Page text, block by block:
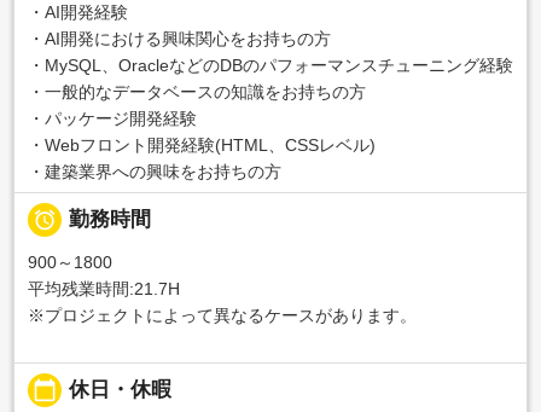
・AI開発経験
・AI開発における興味関心をお持ちの方
・MySQL、OracleなどのDBのパフォーマンスチューニング経験
・一般的なデータベースの知識をお持ちの方
・パッケージ開発経験
・Webフロント開発経験(HTML、CSSレベル)
・建築業界への興味をお持ちの方
 勤務時間
900～1800
平均残業時間:21.7H
※プロジェクトによって異なるケースがあります。
calendar_today 休日・休暇